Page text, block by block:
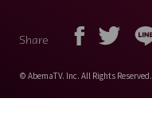
Share
© AbemaTV. Inc. All Rights Reserved.